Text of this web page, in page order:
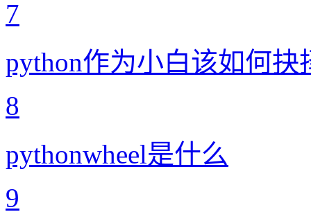
7
python作为小白该如何抉
8
pythonwheel是什么
9